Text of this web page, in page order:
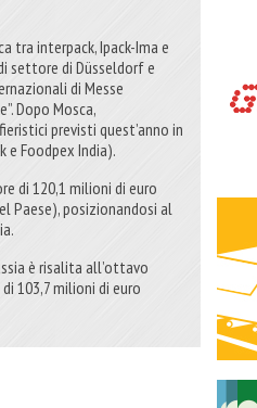
tra interpack, Ipack-Ima e
settore di Düsseldorf e
di Messe
Dopo Mosca,
previsti quest’anno in
e Foodpex India).
di 120,1 milioni di euro
Paese), posizionandosi al
è risalita all’ottavo
103,7 milioni di euro